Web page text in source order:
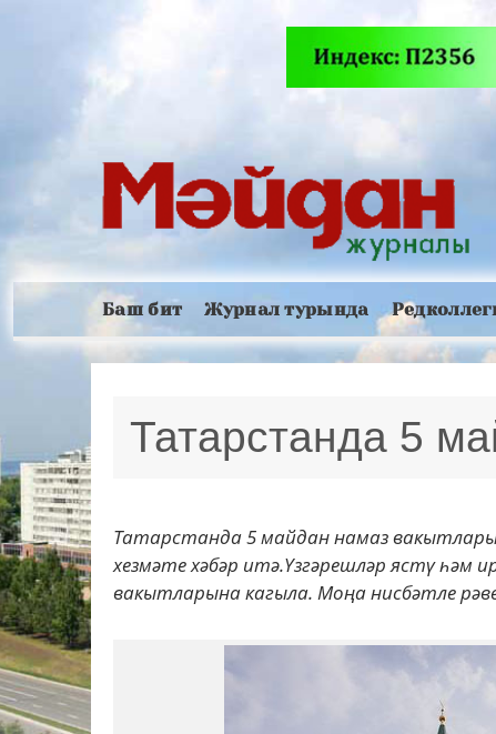
Баш бит Журнал турында
Татарстанда 5
Татарстанда 5 майдан намаз
хезмәте хәбәр итә.Үзгәрешләр ястү һәм
вакытларына кагыла. Моңа нисбәтле